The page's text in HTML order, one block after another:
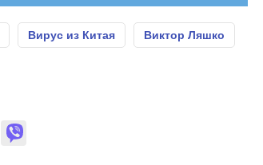
Вирус из Китая Виктор Ляшко